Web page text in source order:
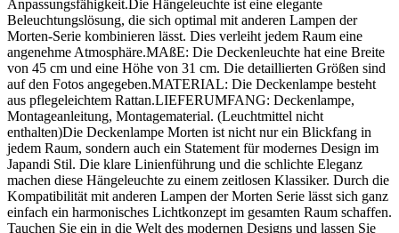
Anpassungsfähigkeit.Die Hängeleuchte ist eine elegante
Beleuchtungslösung, die sich optimal mit anderen Lampen der
Morten-Serie kombinieren lässt. Dies verleiht jedem Raum eine
angenehme Atmosphäre.MAßE: Die Deckenleuchte hat eine Breite
von 45 cm und eine Höhe von 31 cm. Die detaillierten Größen sind
auf den Fotos angegeben.MATERIAL: Die Deckenlampe besteht
aus pflegeleichtem Rattan.LIEFERUMFANG: Deckenlampe,
Montageanleitung, Montagematerial. (Leuchtmittel nicht
enthalten)Die Deckenlampe Morten ist nicht nur ein Blickfang in
jedem Raum, sondern auch ein Statement für modernes Design im
Japandi Stil. Die klare Linienführung und die schlichte Eleganz
machen diese Hängeleuchte zu einem zeitlosen Klassiker. Durch die
Kompatibilität mit anderen Lampen der Morten Serie lässt sich ganz
einfach ein harmonisches Lichtkonzept im gesamten Raum schaffen.
Tauchen Sie ein in die Welt des modernen Designs und lassen Sie